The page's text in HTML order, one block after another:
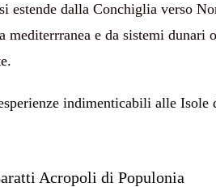
estende dalla Conchiglia verso
e da sistemi
indimenticabili alle Isole
Acropoli di Populonia